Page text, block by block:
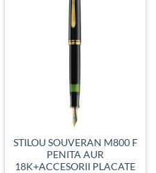
STILOU SOUVERAN M800 F
PENITA AUR
18K+ACCESORII PLACATE